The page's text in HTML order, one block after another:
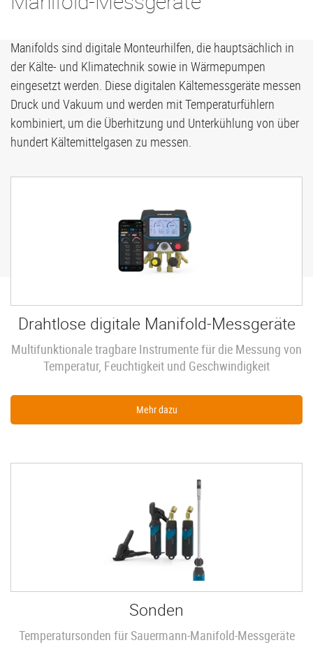
Manifolds sind digitale Monteurhilfen, die hauptsächlich in
der Kälte- und Klimatechnik sowie in Wärmepumpen
eingesetzt werden. Diese digitalen Kältemessgeräte messen
Druck und Vakuum und werden mit Temperaturfühlern
kombiniert, um die Überhitzung und Unterkühlung von über
hundert Kältemittelgasen zu messen.
Drahtlose digitale Manifold-Messgeräte
Multifunktionale tragbare Instrumente für die Messung von
Temperatur, Feuchtigkeit und Geschwindigkeit
Mehr dazu
Sonden
Temperatursonden für Sauermann-Manifold-Messgeräte